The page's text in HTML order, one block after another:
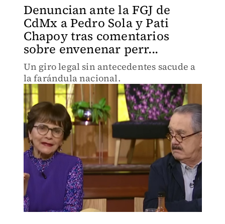
Denuncian ante la FGJ de
CdMx a Pedro Sola y Pati
Chapoy tras comentarios
sobre envenenar perr...
Un giro legal sin antecedentes sacude a
la farándula nacional.